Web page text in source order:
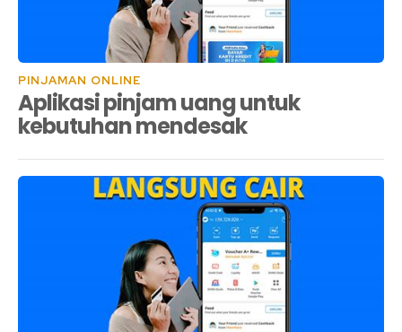
PINJAMAN ONLINE
Aplikasi pinjam uang untuk
kebutuhan mendesak